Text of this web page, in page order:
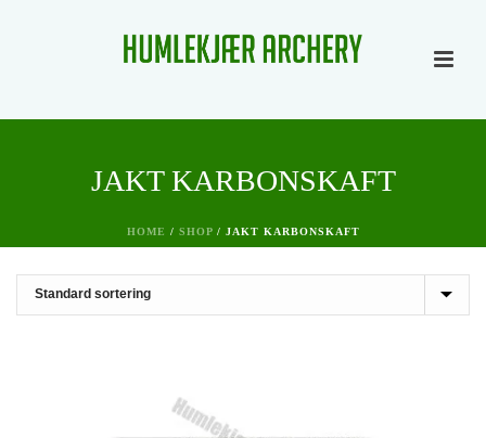
JAKT KARBONSKAFT
HOME / SHOP/ JAKT KARBONSKAFT